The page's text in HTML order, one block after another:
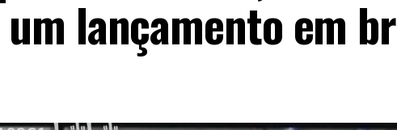
lançamento em